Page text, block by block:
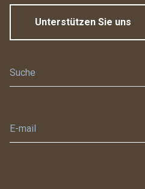
Unterstützen Sie uns